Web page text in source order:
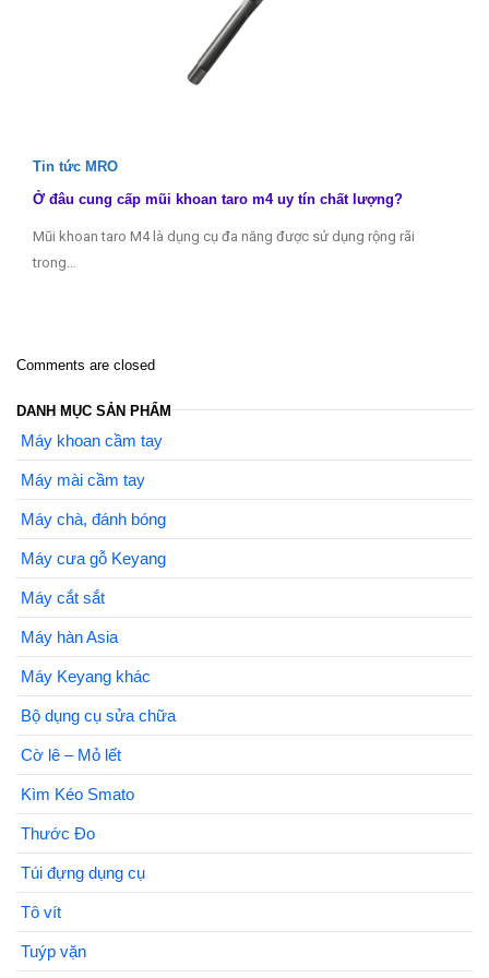
Tin tức MRO
Ở đâu cung cấp mũi khoan taro m4 uy tín chất lượng?
Mũi khoan taro M4 là dụng cụ đa năng được sử dụng rộng rãi
trong…
Comments are closed
DANH MỤC SẢN PHẨM
Máy khoan cầm tay
Máy mài cầm tay
Máy chà, đánh bóng
Máy cưa gỗ Keyang
Máy cắt sắt
Máy hàn Asia
Máy Keyang khác
Bộ dụng cụ sửa chữa
Cờ lê – Mỏ lết
Kìm Kéo Smato
Thước Đo
Túi đựng dụng cụ
Tô vít
Tuýp vặn